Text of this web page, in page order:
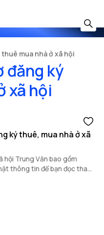
mua nhà ở xã hội
đăng ký
xã hội
ký thuê, mua nhà ở xã
hội Trung Văn bao gồm
thông tin để bạn đọc tham